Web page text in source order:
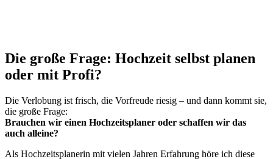
Die große Frage: Hochzeit selbst planen
oder mit Profi?
Die Verlobung ist frisch, die Vorfreude riesig – und dann kommt sie,
die große Frage:
Brauchen wir einen Hochzeitsplaner oder schaffen wir das
auch alleine?
Als Hochzeitsplanerin mit vielen Jahren Erfahrung höre ich diese